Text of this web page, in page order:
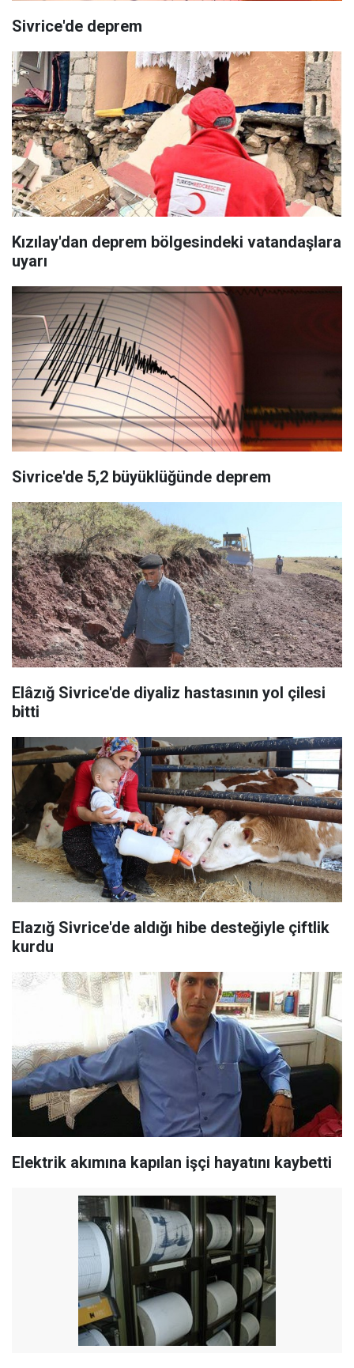
Sivrice'de deprem
Kızılay'dan deprem bölgesindeki vatandaşlara
uyarı
Sivrice'de 5,2 büyüklüğünde deprem
Elâzığ Sivrice'de diyaliz hastasının yol çilesi
bitti
​Elazığ Sivrice'de aldığı hibe desteğiyle çiftlik
kurdu
Elektrik akımına kapılan işçi hayatını kaybetti